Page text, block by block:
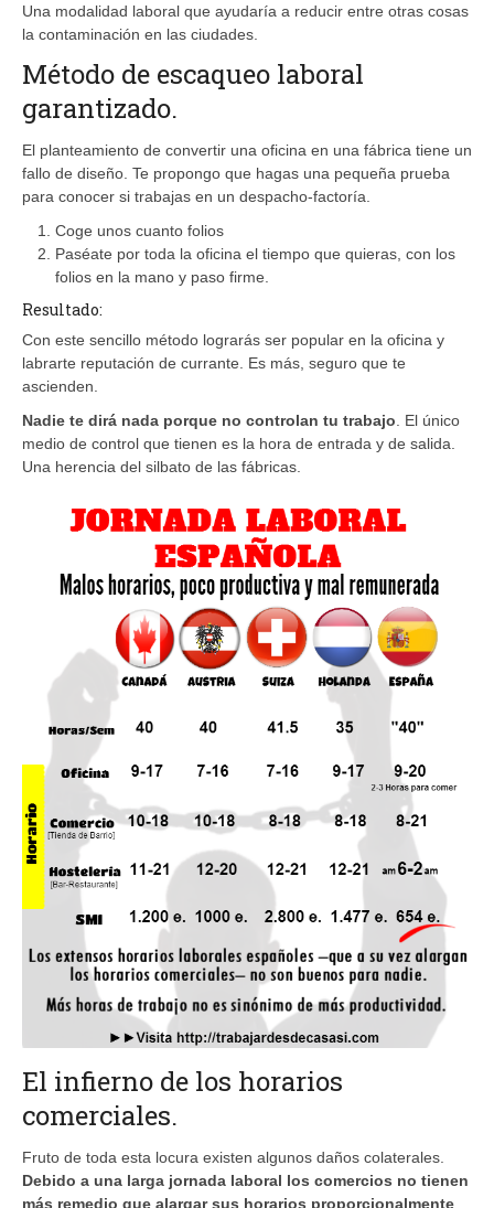
Una modalidad laboral que ayudaría a reducir entre otras cosas
la contaminación en las ciudades.
Método de escaqueo laboral
garantizado.
El planteamiento de convertir una oficina en una fábrica tiene un
fallo de diseño. Te propongo que hagas una pequeña prueba
para conocer si trabajas en un despacho-factoría.
Coge unos cuanto folios
Paséate por toda la oficina el tiempo que quieras, con los
folios en la mano y paso firme.
Resultado:
Con este sencillo método lograrás ser popular en la oficina y
labrarte reputación de currante. Es más, seguro que te
ascienden.
Nadie te dirá nada porque no controlan tu trabajo . El único
medio de control que tienen es la hora de entrada y de salida.
Una herencia del silbato de las fábricas.
El infierno de los horarios
comerciales.
Fruto de toda esta locura existen algunos daños colaterales.
Debido a una larga jornada laboral los comercios no tienen
más remedio que alargar sus horarios proporcionalmente